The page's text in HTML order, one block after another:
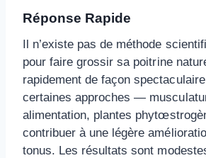
Réponse Rapide
Il n’existe pas de méthode
pour faire grossir sa poitrine
rapidement de façon
certaines approches —
alimentation, plantes
contribuer à une légère
tonus. Les résultats sont